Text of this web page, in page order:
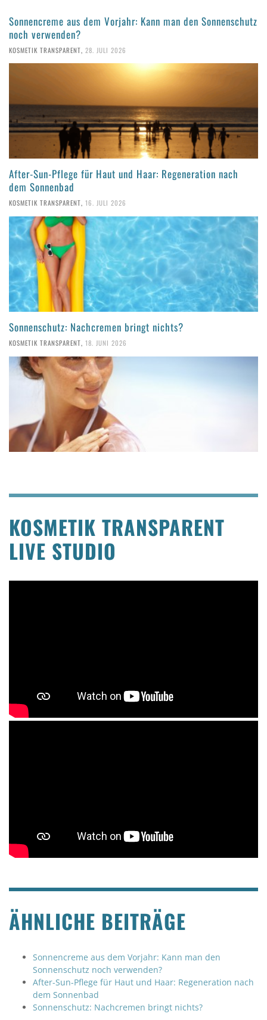
Sonnencreme aus dem Vorjahr: Kann man den Sonnenschutz
noch verwenden?
KOSMETIK TRANSPARENT, 28. JULI 2026
After-Sun-Pflege für Haut und Haar: Regeneration nach
dem Sonnenbad
KOSMETIK TRANSPARENT, 16. JULI 2026
Sonnenschutz: Nachcremen bringt nichts?
KOSMETIK TRANSPARENT, 18. JUNI 2026
KOSMETIK TRANSPARENT
LIVE STUDIO
ÄHNLICHE BEITRÄGE
Sonnencreme aus dem Vorjahr: Kann man den
Sonnenschutz noch verwenden?
After-Sun-Pflege für Haut und Haar: Regeneration nach
dem Sonnenbad
Sonnenschutz: Nachcremen bringt nichts?